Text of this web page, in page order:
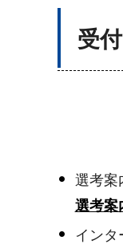
受
選考案
選考案
インタ